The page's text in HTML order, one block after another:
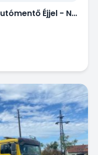
Non - Stop Autómentés, autómentő Éjjel - Nappal.